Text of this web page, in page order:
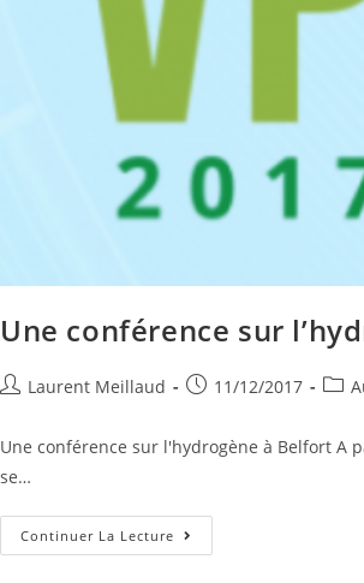
Une conférence sur
Laurent Meillaud 11/12/2017
Une conférence sur l'hydrogène à Belfort A
se…
Continuer La Lecture